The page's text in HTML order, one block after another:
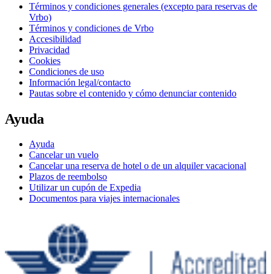
Términos y condiciones generales (excepto para reservas de
Vrbo)
Términos y condiciones de Vrbo
Accesibilidad
Privacidad
Cookies
Condiciones de uso
Información legal/contacto
Pautas sobre el contenido y cómo denunciar contenido
Ayuda
Ayuda
Cancelar un vuelo
Cancelar una reserva de hotel o de un alquiler vacacional
Plazos de reembolso
Utilizar un cupón de Expedia
Documentos para viajes internacionales